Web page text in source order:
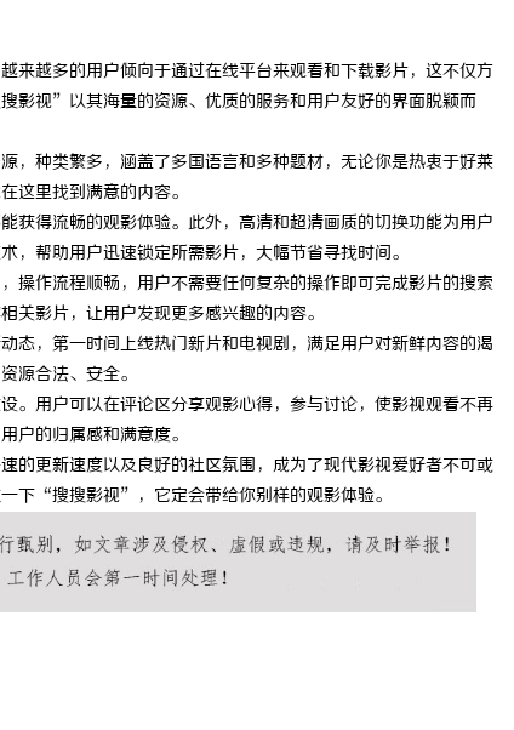
来越多的用户倾向于通过在线平台来观看和下载影片，这不仅方
影视”以其海量的资源、优质的服务和用户友好的界面脱颖而
，种类繁多，涵盖了多国语言和多种题材，无论你是热衷于好莱
这里找到满意的内容。
获得流畅的观影体验。此外，高清和超清画质的切换功能为用户
，帮助用户迅速锁定所需影片，大幅节省寻找时间。
作流程顺畅，用户不需要任何复杂的操作即可完成影片的搜索
关影片，让用户发现更多感兴趣的内容。
，第一时间上线热门新片和电视剧，满足用户对新鲜内容的渴
源合法、安全。
用户可以在评论区分享观影心得，参与讨论，使影视观看不再
户的归属感和满意度。
更新速度以及良好的社区氛围，成为了现代影视爱好者不可或
下“搜搜影视”，它定会带给你别样的观影体验。
探秘金牌影院：打造极致观影体验的行业先